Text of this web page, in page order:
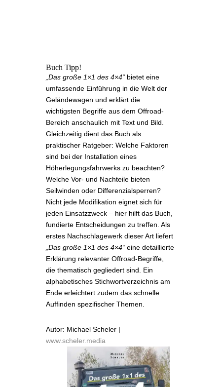
Buch Tipp!
„Das große 1×1 des 4×4“ bietet eine
umfassende Einführung in die Welt der
Geländewagen und erklärt die
wichtigsten Begriffe aus dem Offroad-
Bereich anschaulich mit Text und Bild.
Gleichzeitig dient das Buch als
praktischer Ratgeber: Welche Faktoren
sind bei der Installation eines
Höherlegungsfahrwerks zu beachten?
Welche Vor- und Nachteile bieten
Seilwinden oder Differenzialsperren?
Nicht jede Modifikation eignet sich für
jeden Einsatzzweck – hier hilft das Buch,
fundierte Entscheidungen zu treffen. Als
erstes Nachschlagewerk dieser Art liefert
„Das große 1×1 des 4×4“ eine detaillierte
Erklärung relevanter Offroad-Begriffe,
die thematisch gegliedert sind. Ein
alphabetisches Stichwortverzeichnis am
Ende erleichtert zudem das schnelle
Auffinden spezifischer Themen.
Autor: Michael Scheler |
www.scheler.media